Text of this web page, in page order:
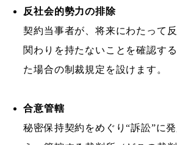
反社会的勢力の排除
契約当事者が、将来にわたって
関わりを持たないことを確認す
た場合の制裁規定を設けます。
合意管轄
秘密保持契約をめぐり“訴訟”に